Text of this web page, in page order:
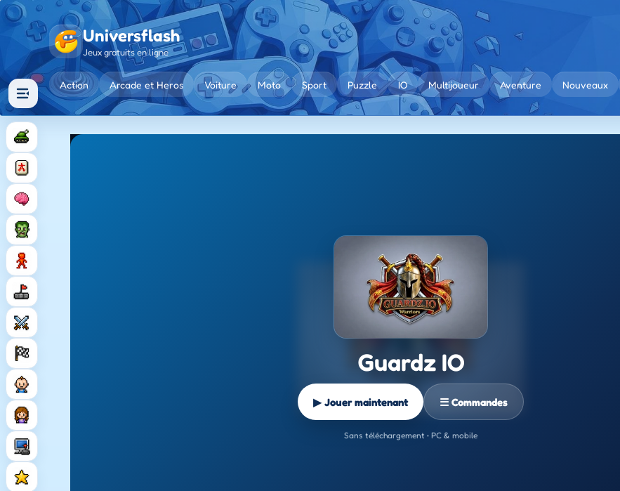
Universflash
Jeux gratuits en ligne
Action Arcade et Heros Voiture Moto Sport Puzzle IO Multijoueur Aventure Nouveaux
Guardz IO
▶ Jouer maintenant ☰ Commandes
Sans téléchargement • PC & mobile